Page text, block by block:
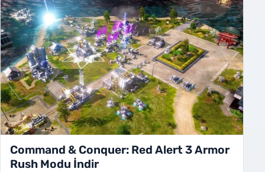
Command & Conquer: Red Alert 3 Armor
Rush Modu İndir